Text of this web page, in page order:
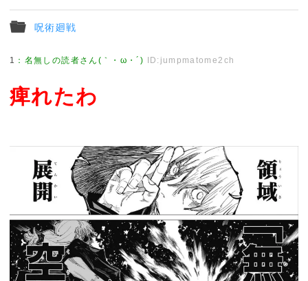
呪術廻戦
1 ： 名無しの読者さん(｀・ω・´) ID:jumpmatome2ch
痺れたわ